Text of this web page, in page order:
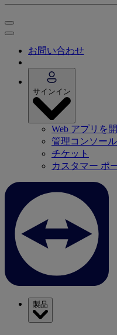
お問い合わせ
サインイン
Web アプリを開
管理コンソール
チケット
カスタマー ポ
製品